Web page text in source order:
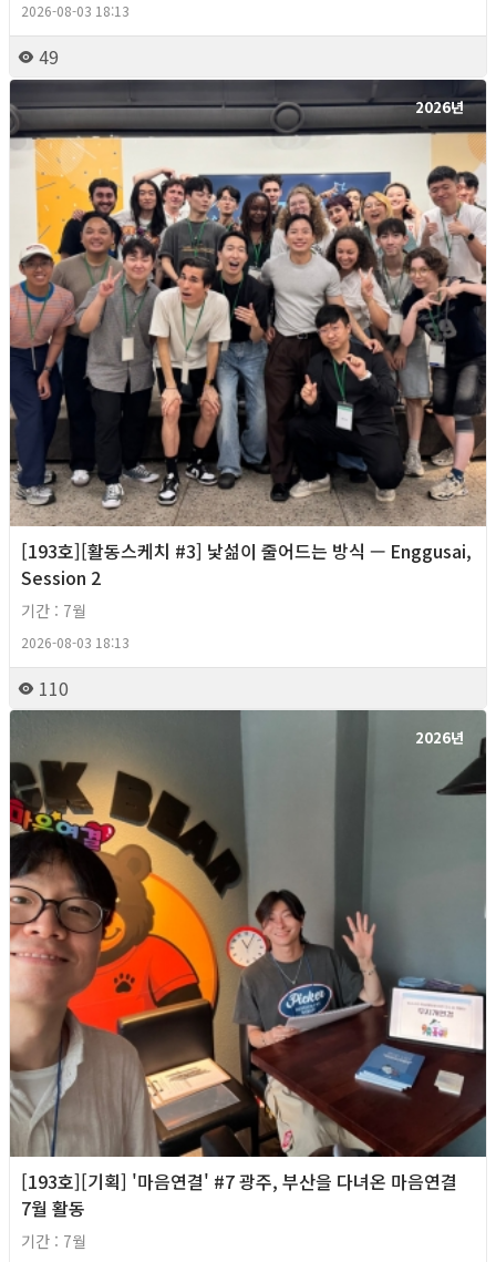
2026-08-03 18:13
49
2026년
[193호][활동스케치 #3] 낯섦이 줄어드는 방식 — Enggusai,
Session 2
기간 : 7월
2026-08-03 18:13
110
2026년
[193호][기획] '마음연결' #7 광주, 부산을 다녀온 마음연결
7월 활동
기간 : 7월